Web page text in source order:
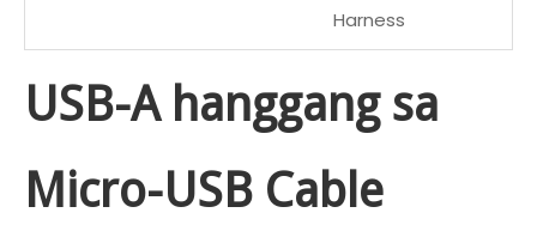
Harness
USB-A hanggang sa
Micro-USB Cable